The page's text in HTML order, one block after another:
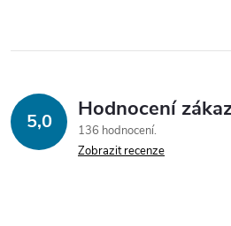
5,0 Hodnocení
136 hodnocení
Zobrazit recenze